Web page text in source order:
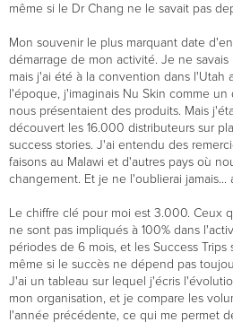
même si le Dr Chang ne le savait pas
Mon souvenir le plus marquant date
démarrage de mon activité. Je ne
mais j'ai été à la convention dans l'Utah
l'époque, j'imaginais Nu Skin comme
nous présentaient des produits. Mais
découvert les 16.000 distributeurs sur
success stories. J'ai entendu des
faisons au Malawi et d'autres pays où
changement. Et je ne l'oublierai jamais...
Le chiffre clé pour moi est 3.000. Ceux
ne sont pas impliqués à 100% dans
périodes de 6 mois, et les Success
même si le succès ne dépend pas
J'ai un tableau sur lequel j'écris
mon organisation, et je compare les
l'année précédente, ce qui me permet